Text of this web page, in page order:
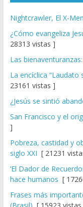
Nightcrawler, El X-
¿Cómo evangeliza
28313 vistas ]
Las
La encíclica “Laudato
23161 vistas ]
¿Jesús se sintió
San Francisco y el
]
Pobreza, castidad y
siglo XXI [ 21231
‘El Dador de
hace humanos [
Frases más